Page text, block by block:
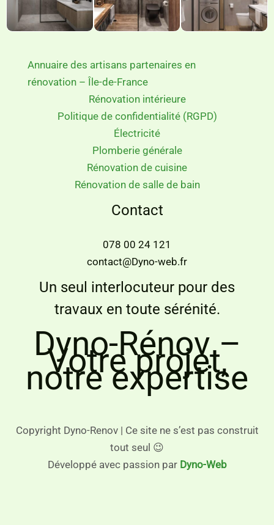
Annuaire des artisans partenaires en
rénovation – Île-de-France
Rénovation intérieure
Politique de confidentialité (RGPD)
Électricité
Plomberie générale
Rénovation de cuisine
Rénovation de salle de bain
Contact
078 00 24 121
contact@Dyno-web.fr
Un seul interlocuteur pour des
travaux en toute sérénité.
Dyno-Rénov –
Votre projet,
notre expertise
Copyright Dyno-Renov | Ce site ne s’est pas construit
tout seul 😉
Développé avec passion par Dyno-Web